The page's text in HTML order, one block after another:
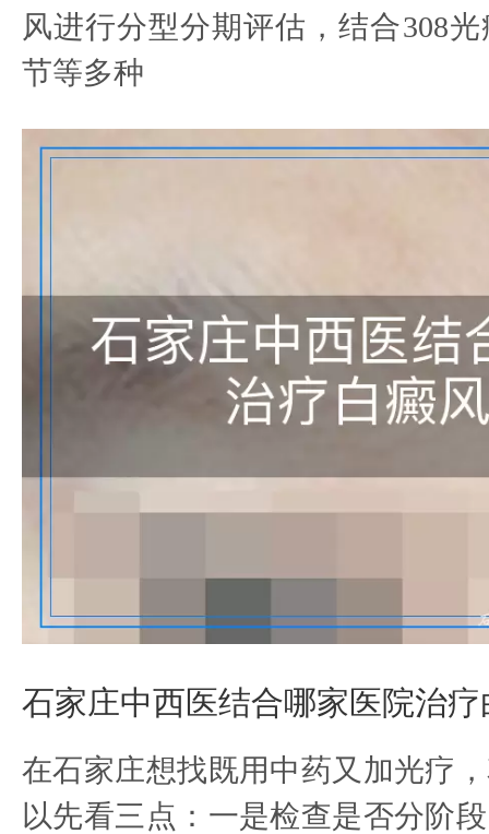
风进行分型分期评估，结合308
节等多种
石家庄中西医结合哪家医院治
在石家庄想找既用中药又加光疗
以先看三点：一是检查是否分阶